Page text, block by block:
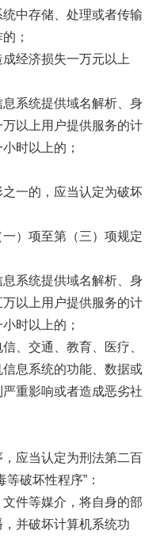
统中存储、处理或者传输
；
经济损失一万元以上
息系统提供域名解析、身
以上用户提供服务的计
时以上的；
一的，应当认定为破坏
一）项至第（三）项规定
息系统提供域名解析、身
以上用户提供服务的计
时以上的；
、交通、教育、医疗、
息系统的功能、数据或
重影响或者造成恶劣社
应当认定为刑法第二百
破坏性程序”：
文件等媒介，将自身的部
并破坏计算机系统功